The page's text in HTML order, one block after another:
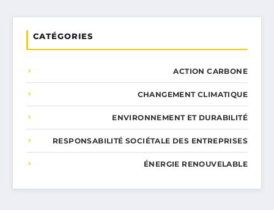
CATÉGORIES
ACTION CARBONE
CHANGEMENT CLIMATIQUE
ENVIRONNEMENT ET DURABILITÉ
RESPONSABILITÉ SOCIÉTALE DES ENTREPRISES
ÉNERGIE RENOUVELABLE